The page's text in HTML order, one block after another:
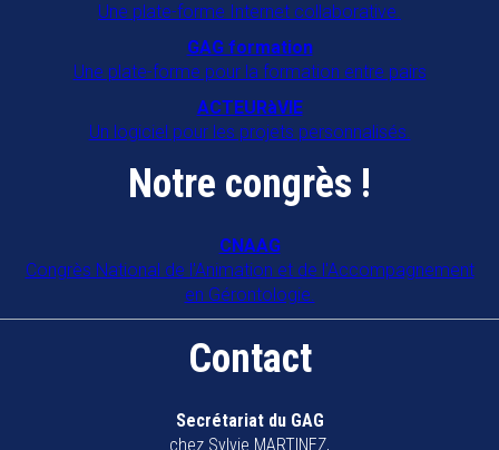
Une plate-forme Internet collaborative.
GAG formation
Une plate-forme pour la formation entre pairs
ACTEURàVIE
Un logiciel pour les projets personnalisés.
Notre congrès !
CNAAG
Congrès National de l'Animation et de l'Accompagnement
en Gérontologie.
Contact
Secrétariat du GAG
chez Sylvie MARTINEZ,